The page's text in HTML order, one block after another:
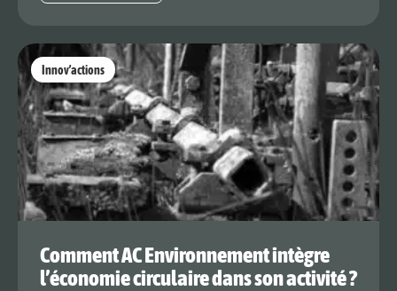
Innov’actions
Comment AC Environnement intègre
l’économie circulaire dans son activité ?